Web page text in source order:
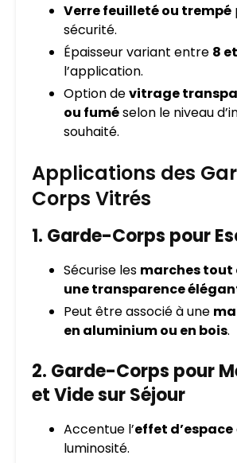
Verre feuilleté ou trempé
sécurité.
Épaisseur variant entre 8
l’application.
Option devitrage
ou fuméselon le niveau
souhaité.
Applications des
Corps Vitrés
1. Garde-Corps pour
Sécurise les marches
une transparence
Peut être associé à une
en aluminium ou en bois.
2. Garde-Corps pour
et Vide sur Séjour
Accentue l’effet d’espace
luminosité.